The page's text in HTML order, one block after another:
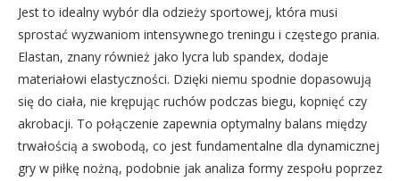
Jest to idealny wybór dla odzieży sportowej, która musi
sprostać wyzwaniom intensywnego treningu i częstego prania.
Elastan, znany również jako lycra lub spandex, dodaje
materiałowi elastyczności. Dzięki niemu spodnie dopasowują
się do ciała, nie krępując ruchów podczas biegu, kopnięć czy
akrobacji. To połączenie zapewnia optymalny balans między
trwałością a swobodą, co jest fundamentalne dla dynamicznej
gry w piłkę nożną, podobnie jak analiza formy zespołu poprzez